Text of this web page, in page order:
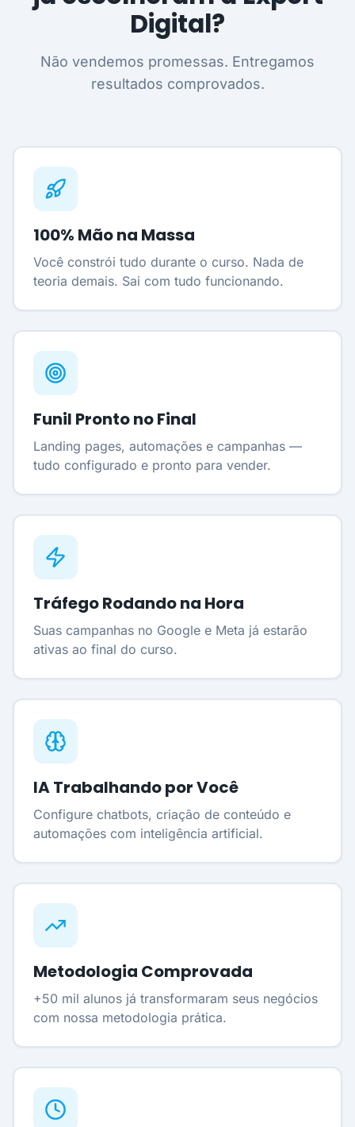
Digital?
Não vendemos promessas. Entregamos
resultados comprovados.
100% Mão na Massa
Você constrói tudo durante o curso. Nada de
teoria demais. Sai com tudo funcionando.
Funil Pronto no Final
Landing pages, automações e campanhas —
tudo configurado e pronto para vender.
Tráfego Rodando na Hora
Suas campanhas no Google e Meta já estarão
ativas ao final do curso.
IA Trabalhando por Você
Configure chatbots, criação de conteúdo e
automações com inteligência artificial.
Metodologia Comprovada
+50 mil alunos já transformaram seus negócios
com nossa metodologia prática.